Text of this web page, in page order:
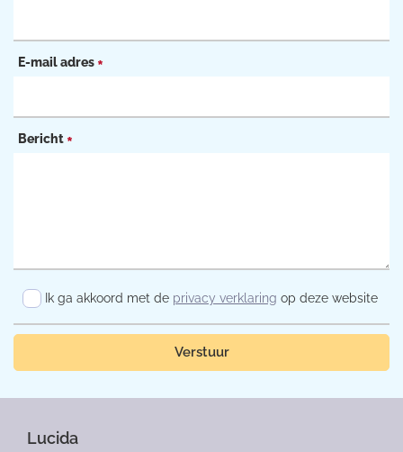
E-mail adres *
Bericht *
Ik ga akkoord met de privacy verklaring op deze website
Verstuur
Lucida